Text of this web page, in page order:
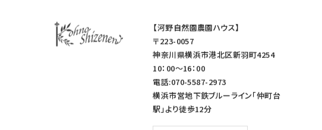
【河野自然園農園ハウス】
〒223-0057
神奈川県横浜市港北区新羽町4254
10：00～16：00
電話:070-5587-2973
横浜市営地下鉄ブルーライン「仲町台
駅」より徒歩12分